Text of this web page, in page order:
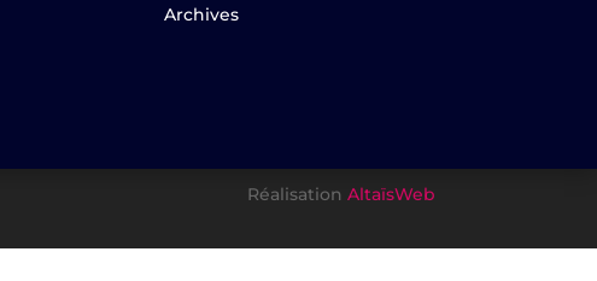
Archives
Réalisation AltaïsWeb